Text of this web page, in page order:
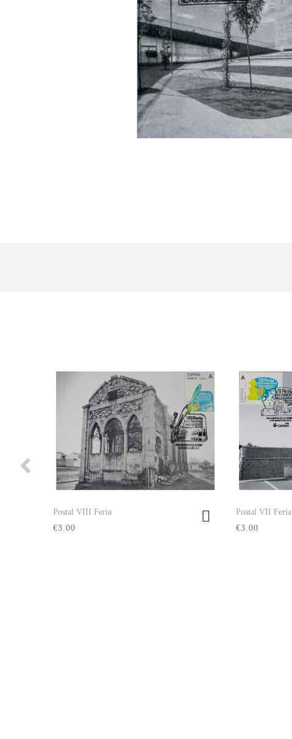
Ver producto
Postal VIII Feria
€3.00
Postal VII Feria
€3.00